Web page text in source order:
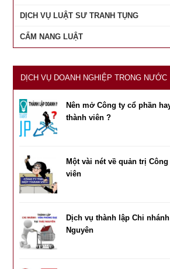
DỊCH VỤ LUẬT SƯ TRANH TỤNG
CẨM NANG LUẬT
DỊCH VỤ DOANH NGHIỆP TRONG NƯỚC
Nên mở Công ty cổ phần
thành viên ?
Một vài nét về quản trị
viên
Dịch vụ thành lập Chi
Nguyên